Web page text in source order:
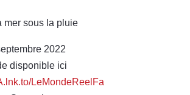
mer sous la pluie
2022
disponible ici
LeMondeReelFa